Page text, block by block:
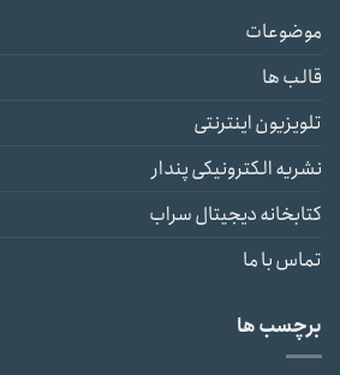
موضوعات
قالب ها
تلویزیون اینترنتی
نشریه الکترونیکی پندار
کتابخانه دیجیتال سراب
تماس با ما
برچسب ها